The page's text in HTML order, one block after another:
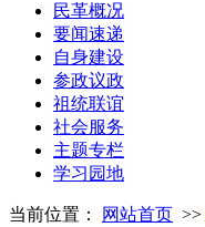
民革概况
要闻速递
自身建设
参政议政
祖统联谊
社会服务
主题专栏
学习园地
当前位置： 网站首页 >>